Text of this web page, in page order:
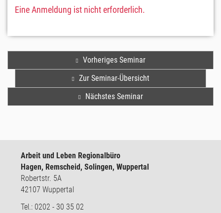
Eine Anmeldung ist nicht erforderlich.
Vorheriges Seminar
Zur Seminar-Übersicht
Nächstes Seminar
Arbeit und Leben Regionalbüro
Hagen, Remscheid, Solingen, Wuppertal
Robertstr. 5A
42107 Wuppertal
Tel.: 0202 - 30 35 02